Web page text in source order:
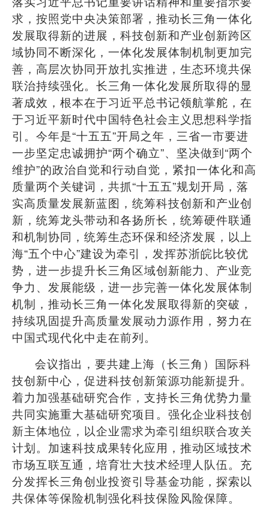
求，按照党中央决策部署，推动长三角一体化
发展取得新的进展，科技创新和产业创新跨区
域协同不断深化，一体化发展体制机制更加完
善，高层次协同开放扎实推进，生态环境共保
联治持续强化。长三角一体化发展所取得的显
著成效，根本在于习近平总书记领航掌舵，在
于习近平新时代中国特色社会主义思想科学指
引。今年是“十五五”开局之年，三省一市要进
一步坚定忠诚拥护“两个确立”、坚决做到“两个
维护”的政治自觉和行动自觉，紧扣一体化和高
质量两个关键词，共抓“十五五”规划开局，落
实高质量发展新蓝图，统筹科技创新和产业创
新，统筹龙头带动和各扬所长，统筹硬件联通
和机制协同，统筹生态环保和经济发展，以上
海“五个中心”建设为牵引，发挥苏浙皖比较优
势，进一步提升长三角区域创新能力、产业竞
争力、发展能级，进一步完善一体化发展体制
机制，推动长三角一体化发展取得新的突破，
持续巩固提升高质量发展动力源作用，努力在
中国式现代化中走在前列。
会议指出，要共建上海（长三角）国际科
技创新中心，促进科技创新策源功能新提升。
着力加强基础研究合作，支持长三角优势力量
共同实施重大基础研究项目。强化企业科技创
新主体地位，以企业需求为牵引组织联合攻关
计划。加速科技成果转化应用，推动区域技术
市场互联互通，培育壮大技术经理人队伍。充
分发挥长三角创业投资引导基金功能，探索以
共保体等保险机制强化科技保险风险保障。